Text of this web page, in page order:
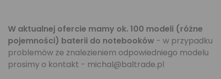
W aktualnej ofercie mamy ok. 100 modeli (różne
pojemności) baterii do notebooków - w przypadku
problemów ze znalezieniem odpowiedniego modelu
prosimy o kontakt - michal@baltrade.pl